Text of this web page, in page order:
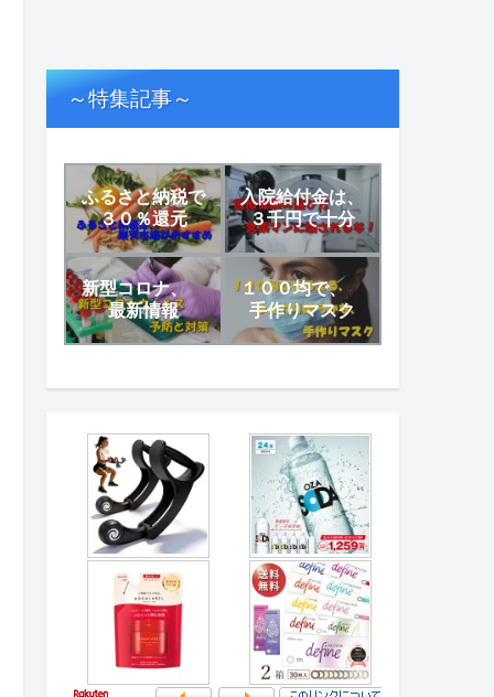
～特集記事～
ふるさと納税で
３０％還元
入院給付金は、
３千円で十分
新型コロナ、
最新情報
１００均で、
手作りマスク